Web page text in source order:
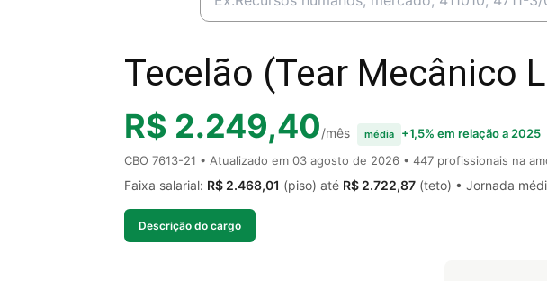
Tecelão (Tear Mecânico
R$ 2.249,40/mês média
+1,5% em relação a 2025
CBO 7613-21 • Atualizado em 03 agosto de 2026 • 447 profissionais na
Faixa salarial: R$ 2.468,01 (piso) até R$ 2.722,87 (teto) • Jornada
Descrição do cargo